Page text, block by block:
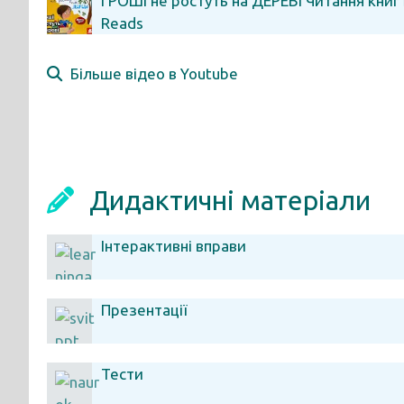
Reads
Більше відео в Youtube
Дидактичні матеріали
Інтерактивні вправи
Презентації
Тести